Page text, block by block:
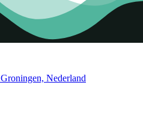
Nederland